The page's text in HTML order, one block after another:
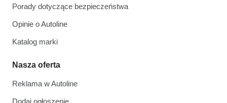
Porady dotyczące bezpieczeństwa
Opinie o Autoline
Katalog marki
Nasza oferta
Reklama w Autoline
Dodaj ogłoszenie